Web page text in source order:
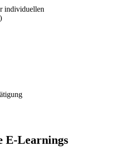
individuellen
E-Learnings